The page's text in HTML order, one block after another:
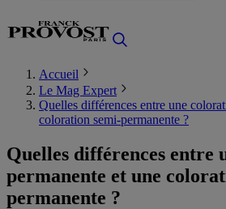
Accueil
Le Mag Expert
Quelles différences entre une
coloration semi-permanente ?
Quelles différences entre
permanente et une
permanente ?